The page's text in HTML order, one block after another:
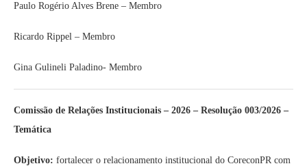
Paulo Rogério Alves Brene – Membro
Ricardo Rippel – Membro
Gina Gulineli Paladino- Membro
Comissão de Relações Institucionais – 2026 – Resolução 003/2026 –
Temática
Objetivo: fortalecer o relacionamento institucional do CoreconPR com